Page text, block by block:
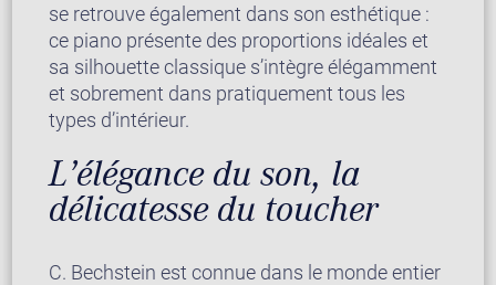
se retrouve également dans son esthétique :
ce piano présente des proportions idéales et
sa silhouette classique s’intègre élégamment
et sobrement dans pratiquement tous les
types d’intérieur.
L’élégance du son, la
délicatesse du toucher
C. Bechstein est connue dans le monde entier